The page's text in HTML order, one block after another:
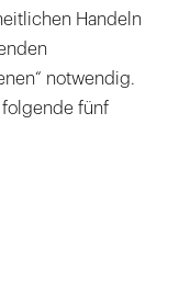
Handeln
notwendig.
folgende fünf